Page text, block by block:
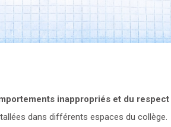
inappropriés et du
dans différents espaces du collège.